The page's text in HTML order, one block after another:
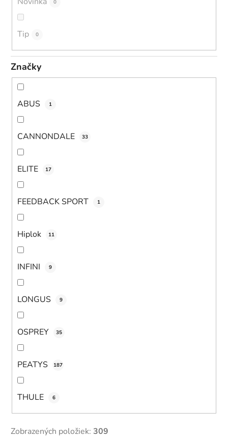
0
Tip 0
Značky
ABUS 1
CANNONDALE 33
ELITE 17
FEEDBACK SPORT 1
Hiplok 11
INFINI 9
LONGUS 9
OSPREY 35
PEATYS 187
THULE 6
Zobrazených položiek: 309